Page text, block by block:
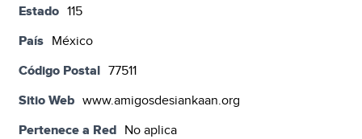
Estado 115
País México
Código Postal 77511
Sitio Web www.amigosdesiankaan.org
Pertenece a Red No aplica